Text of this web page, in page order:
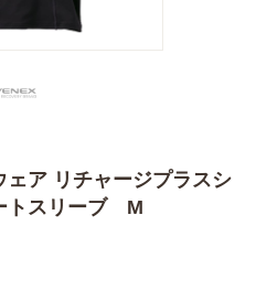
ア リチャージプラスシ
トスリーブ M